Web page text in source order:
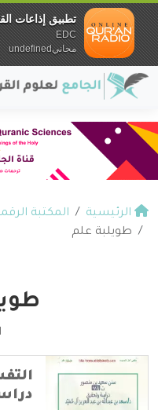
الرئيسية المكتبة
طويلبة علم
تطبيق إذاعات
EDC
مجانيundefined